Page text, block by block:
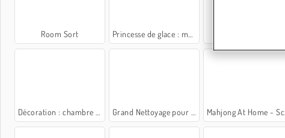
Room Sort Princesse de glace : maison de poupée
Décoration : chambre de fillette Grand Nettoyage pour les Lycéennes Mahjong At Home - Scandanavian Edition